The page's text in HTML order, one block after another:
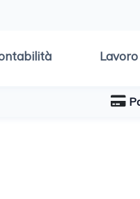
Lavoro